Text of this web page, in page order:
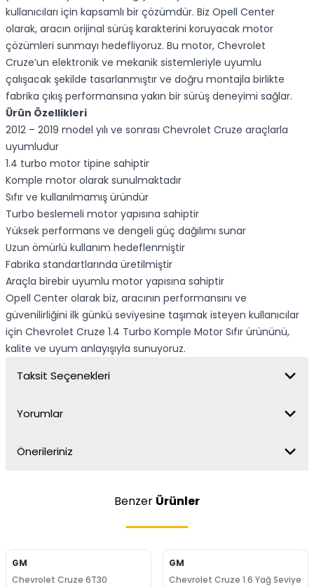
kullanıcıları için kapsamlı bir çözümdür. Biz Opell Center
olarak, aracın orijinal sürüş karakterini koruyacak motor
çözümleri sunmayı hedefliyoruz. Bu motor, Chevrolet
Cruze’un elektronik ve mekanik sistemleriyle uyumlu
çalışacak şekilde tasarlanmıştır ve doğru montajla birlikte
fabrika çıkış performansına yakın bir sürüş deneyimi sağlar.
Ürün Özellikleri
2012 – 2019 model yılı ve sonrası Chevrolet Cruze araçlarla
uyumludur
1.4 turbo motor tipine sahiptir
Komple motor olarak sunulmaktadır
Sıfır ve kullanılmamış üründür
Turbo beslemeli motor yapısına sahiptir
Yüksek performans ve dengeli güç dağılımı sunar
Uzun ömürlü kullanım hedeflenmiştir
Fabrika standartlarında üretilmiştir
Araçla birebir uyumlu motor yapısına sahiptir
Opell Center olarak biz, aracının performansını ve
güvenilirliğini ilk günkü seviyesine taşımak isteyen kullanıcılar
için Chevrolet Cruze 1.4 Turbo Komple Motor Sıfır ürününü,
kalite ve uyum anlayışıyla sunuyoruz.
Taksit Seçenekleri
Yorumlar
Önerileriniz
Benzer Ürünler
GM
Chevrolet Cruze 6T30
GM
Chevrolet Cruze 1.6 Yağ Seviye